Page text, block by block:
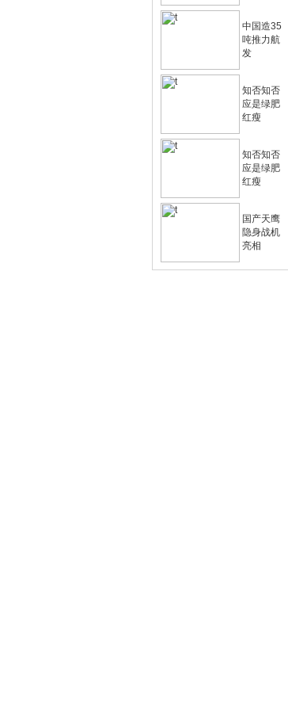
中国造35
吨推力航
发
知否知否
应是绿肥
红瘦
知否知否
应是绿肥
红瘦
国产天鹰
隐身战机
亮相